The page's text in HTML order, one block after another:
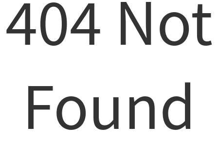
404 Not
Found